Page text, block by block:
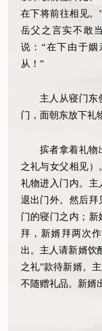
在下将前往相见。
岳父之言实不敢
说：“在下由于
从！”
主人从寝门东
门，面朝东放下礼
摈者拿着礼物
之礼与女父相见
礼物进入门内。主
退出门外。然后拜
门的寝门之内；
拜，新婿拜两次
出。主人请新婿饮
之礼”款待新婿。
不随赠礼品。新婿